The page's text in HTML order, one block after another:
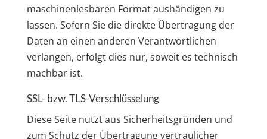
maschinenlesbaren Format aushändigen zu
lassen. Sofern Sie die direkte Übertragung der
Daten an einen anderen Verantwortlichen
verlangen, erfolgt dies nur, soweit es technisch
machbar ist.
SSL- bzw. TLS-Verschlüsselung
Diese Seite nutzt aus Sicherheitsgründen und
zum Schutz der Übertragung vertraulicher